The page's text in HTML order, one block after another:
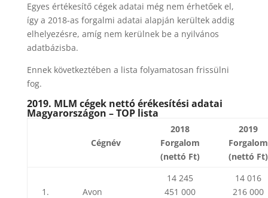
Egyes értékesítő cégek adatai még nem érhetőek el,
így a 2018-as forgalmi adatai alapján kerültek addig
elhelyezésre, amíg nem kerülnek be a nyilvános
adatbázisba.
Ennek következtében a lista folyamatosan frissülni
fog.
2019. MLM cégek nettó érékesítési adatai
Magyarországon – TOP lista
Cégnév
2018
Forgalom
(nettó Ft)
2019
Forgalom
(nettó Ft)
1. Avon
14 245
451 000
14 016
216 000